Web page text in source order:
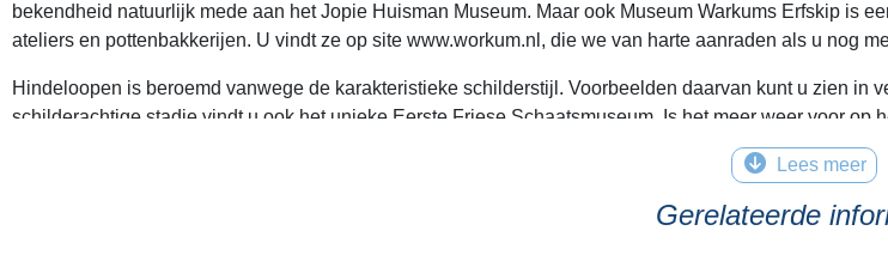
bekendheid natuurlijk mede aan het Jopie Huisman Museum. Maar ook Museum Warkums Erfskip is
ateliers en pottenbakkerijen. U vindt ze op site www.workum.nl, die we van harte aanraden als u nog
Hindeloopen is beroemd vanwege de karakteristieke schilderstijl. Voorbeelden daarvan kunt u zien in
schilderachtige stadje vindt u ook het unieke Eerste Friese Schaatsmuseum. Is het meer weer voor
uitmaakt van een lange traditie. Het bijzondere, in 1913 gebouwde badpaviljoen getuigt van de lange
Lees meer
Gerelateerde